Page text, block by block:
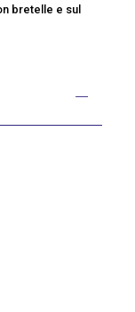
bretelle e sul